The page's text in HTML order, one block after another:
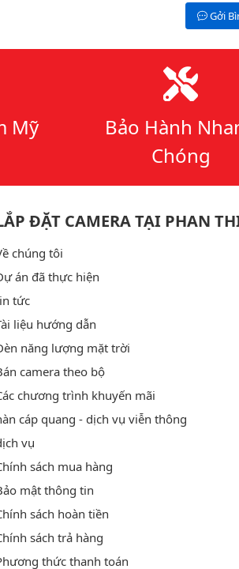
Gởi
Mỹ
Bảo Hành
Chóng
ĐẶT CAMERA TẠI PHAN
chúng tôi
án đã thực hiện
tức
liệu hướng dẫn
năng lượng mặt trời
camera theo bộ
chương trình khuyến mãi
cáp quang - dịch vụ viễn thông
vụ
sách mua hàng
mật thông tin
sách hoàn tiền
sách trả hàng
thức thanh toán